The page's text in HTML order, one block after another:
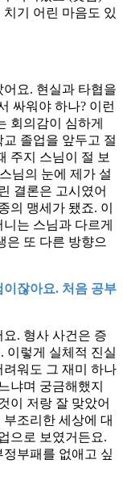
기 어린 마음도 있
요. 현실과 타협을
싸워야 하나? 이런
회의감이 심하게
졸업을 앞두고 절
주지 스님이 절 보
님의 눈에 제가 설
결론은 고시였어
의 맹세가 됐죠. 이
는 스님과 다르게
은 또 다른 방향으
잖아요. 처음 공부
. 형사 사건은 증
이렇게 실체적 진실
워도 그 재미 하나
냐며 궁금해했지
이 저랑 잘 맞았어
조리한 세상에 대
으로 보였거든요.
부패를 없애고 싶